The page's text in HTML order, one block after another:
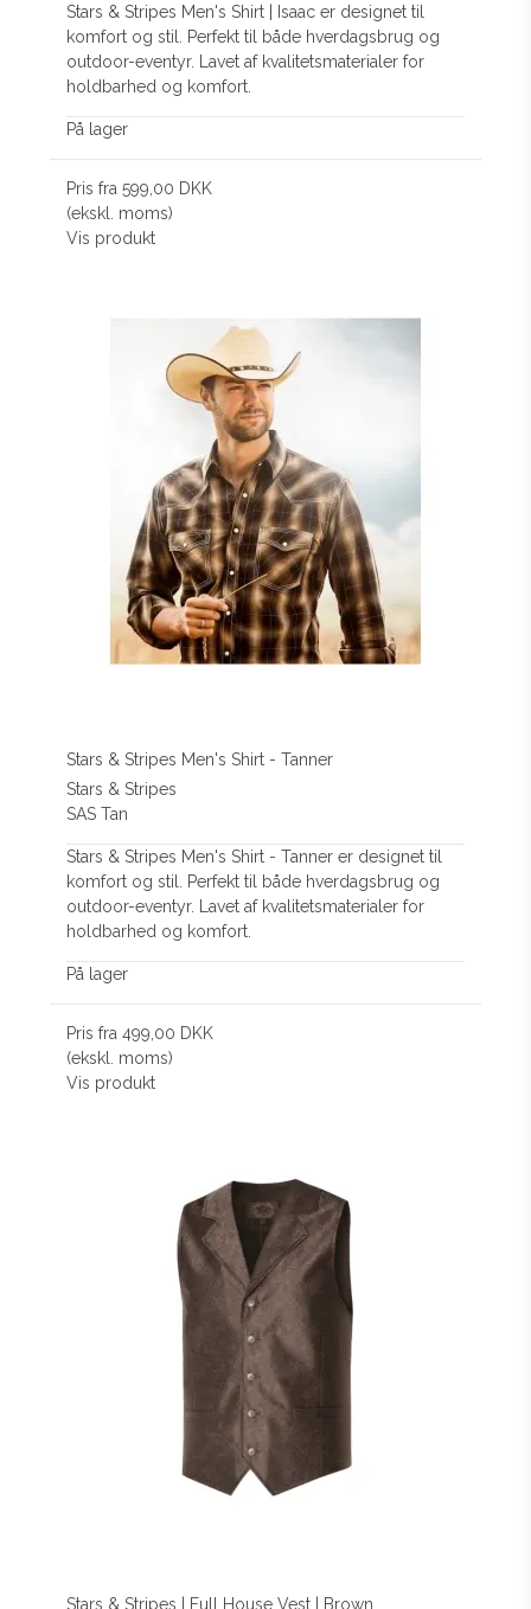
Stars & Stripes Men's Shirt | Isaac er designet til
komfort og stil. Perfekt til både hverdagsbrug og
outdoor-eventyr. Lavet af kvalitetsmaterialer for
holdbarhed og komfort.
På lager
Pris fra599,00 DKK
(ekskl. moms)
Vis produkt
Stars & Stripes Men's Shirt - Tanner
Stars & Stripes
SAS Tan
Stars & Stripes Men's Shirt - Tanner er designet til
komfort og stil. Perfekt til både hverdagsbrug og
outdoor-eventyr. Lavet af kvalitetsmaterialer for
holdbarhed og komfort.
På lager
Pris fra499,00 DKK
(ekskl. moms)
Vis produkt
Stars & Stripes | Full House Vest | Brown